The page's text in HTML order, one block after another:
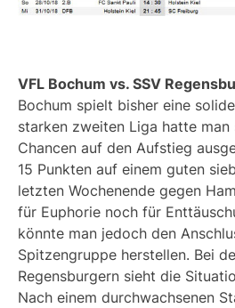
VFL Bochum vs. SSV
Bochum spielt bisher eine
starken zweiten Liga hatte
Chancen auf den Aufstieg
15 Punkten auf einem guten
letzten Wochenende gegen
für Euphorie noch für
könnte man jedoch den
Spitzengruppe herstellen. Bei
Regensburgern sieht die
Nach einem durchwachsenen